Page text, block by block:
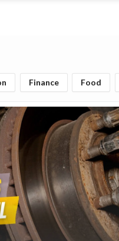
Finance Food